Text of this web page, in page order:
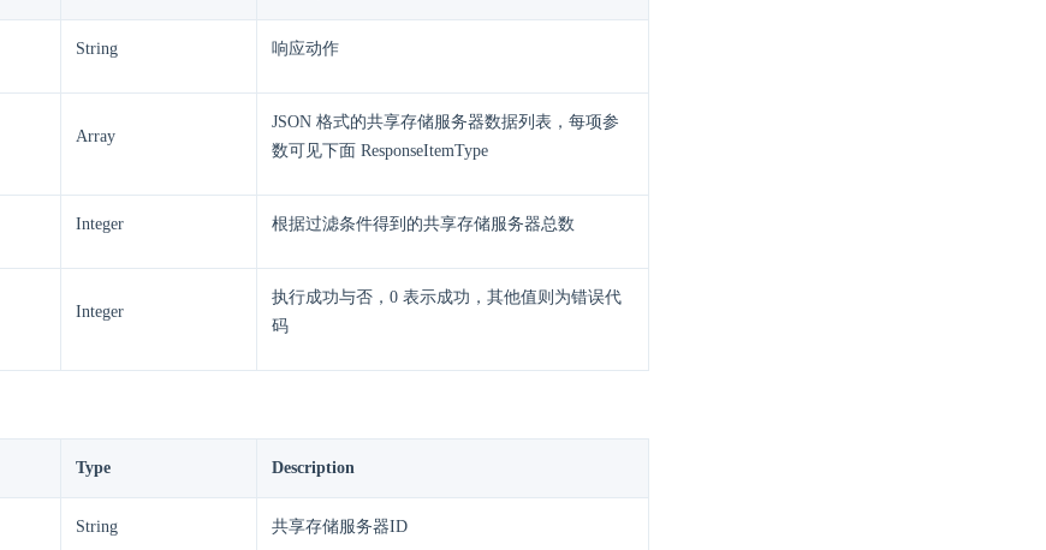
String 响应动作
Array
JSON 格式的共享存储服务器数据列表，每项参
数可见下面 ResponseItemType
Integer 根据过滤条件得到的共享存储服务器总数
Integer
执行成功与否，0 表示成功，其他值则为错误代
码
Type Description
String 共享存储服务器ID